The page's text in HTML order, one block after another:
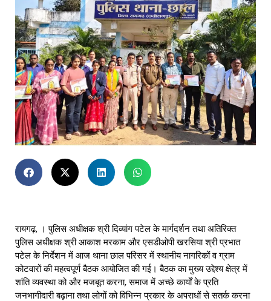
रायगढ़, । पुलिस अधीक्षक श्री दिव्यांग पटेल के मार्गदर्शन तथा अतिरिक्त
पुलिस अधीक्षक श्री आकाश मरकाम और एसडीओपी खरसिया श्री प्रभात
पटेल के निर्देशन में आज थाना छाल परिसर में स्थानीय नागरिकों व ग्राम
कोटवारों की महत्वपूर्ण बैठक आयोजित की गई। बैठक का मुख्य उद्देश्य क्षेत्र में
शांति व्यवस्था को और मजबूत करना, समाज में अच्छे कार्यों के प्रति
जनभागीदारी बढ़ाना तथा लोगों को विभिन्न प्रकार के अपराधों से सतर्क करना